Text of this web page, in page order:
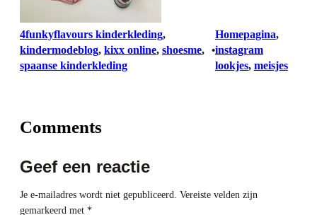
4funkyflavours kinderkleding
kindermodeblog, kixx online, shoesme
spaanse kinderkleding
•
Homepagina ,
instagram
lookjes, meisjes
Comments
Geef een reactie
Je e-mailadres wordt niet gepubliceerd. Vereiste velden zijn
gemarkeerd met *